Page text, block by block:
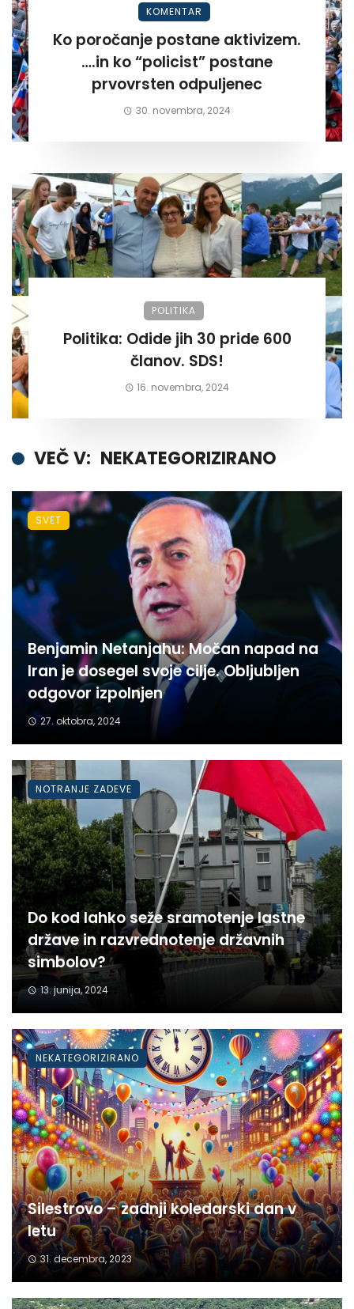
KOMENTAR
Ko poročanje postane aktivizem.
….in ko “policist” postane
prvovrsten odpuljenec
30. novembra, 2024
POLITIKA
Politika: Odide jih 30 pride 600
članov. SDS!
16. novembra, 2024
VEČ V: NEKATEGORIZIRANO
Benjamin Netanjahu: Močan napad na
Iran je dosegel svoje cilje. Obljubljen
odgovor izpolnjen
27. oktobra, 2024
SVET
Do kod lahko seže sramotenje lastne
države in razvrednotenje državnih
simbolov?
13. junija, 2024
NOTRANJE ZADEVE
Silestrovo – zadnji koledarski dan v
letu
31. decembra, 2023
NEKATEGORIZIRANO